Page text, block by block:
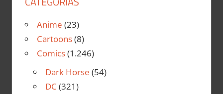
Anime (23)
Cartoons(8)
Comics(1.246)
Dark Horse (54)
DC (321)